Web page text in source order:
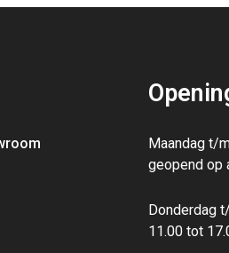
Maandag t/
geopend op
Donderdag
11.00 tot